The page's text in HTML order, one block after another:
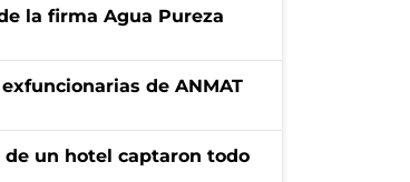
la firma Agua Pureza
de ANMAT
de un hotel captaron todo